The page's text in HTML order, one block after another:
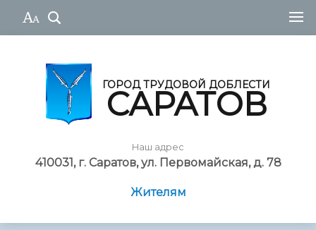
ГОРОД ТРУДОВОЙ ДОБЛЕСТИ
САРАТОВ
Наш адрес
410031, г. Саратов, ул. Первомайская, д. 78
Жителям